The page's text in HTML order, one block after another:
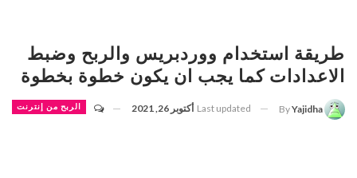
طريقة استخدام ووردبريس والربح وضبط
الاعدادات كما يجب ان يكون خطوة بخطوة
الربح من إنترنت ByYajidha
Last updated أكتوبر 26, 2021